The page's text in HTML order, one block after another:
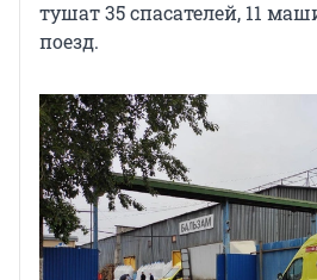
тушат 35 спасателей, 11
поезд.